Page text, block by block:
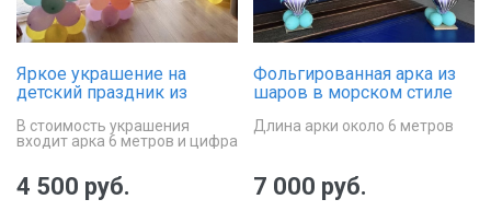
Яркое украшение на
детский праздник из
В стоимость украшения
входит арка 6 метров и цифра
4 500 руб.
Фольгированная арка из
шаров в морском стиле
Длина арки около 6 метров
7 000 руб.